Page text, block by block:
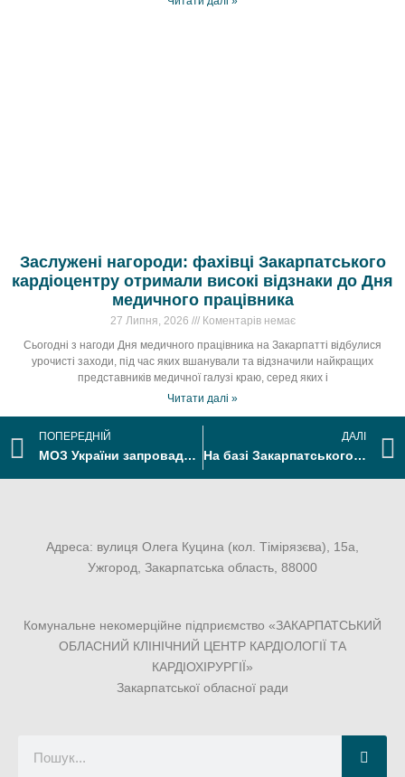
Заслужені нагороди: фахівці Закарпатського
кардіоцентру отримали високі відзнаки до Дня
медичного працівника
27 Липня, 2026
Коментарів немає
Сьогодні з нагоди Дня медичного працівника на Закарпатті відбулися
урочисті заходи, під час яких вшанували та відзначили найкращих
представників медичної галузі краю, серед яких і
Читати далі »
ПОПЕРЕДНІЙ
МОЗ України запроваджує нові телефонні лінії для звернень громадян з питань охорони здоров’я та реформи МСЕК з 1 січня 2025 року
ДАЛІ
На базі Закарпатського кардіоцентру діють експертні команди з оцінювання повсякденного функціонування особи
Адреса: вулиця Олега Куцина (кол. Тімірязєва), 15а,
Ужгород, Закарпатська область, 88000
Комунальне некомерційне підприємство «ЗАКАРПАТСЬКИЙ
ОБЛАСНИЙ КЛІНІЧНИЙ ЦЕНТР КАРДІОЛОГІЇ ТА
КАРДІОХІРУРГІЇ»
Закарпатської обласної ради